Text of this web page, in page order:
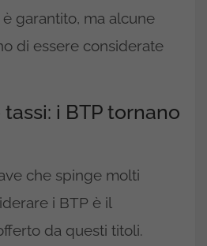
garantito, ma alcune
di essere considerate
i BTP tornano
che spinge molti
i BTP è il
da questi titoli.